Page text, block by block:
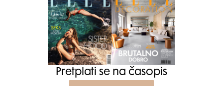
Pretplati se na časopis